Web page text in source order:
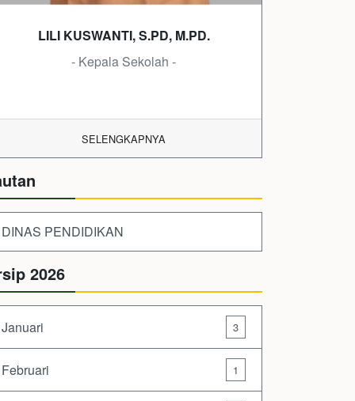
LILI KUSWANTI, S.PD, M.PD.
- Kepala Sekolah -
SELENGKAPNYA
DINAS PENDIDIKAN
2026
Januari 3
Februari 1